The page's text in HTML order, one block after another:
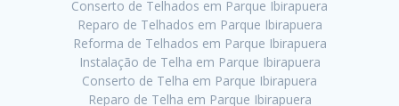
Conserto de Telhados em Parque Ibirapuera
Reparo de Telhados em Parque Ibirapuera
Reforma de Telhados em Parque Ibirapuera
Instalação de Telha em Parque Ibirapuera
Conserto de Telha em Parque Ibirapuera
Reparo de Telha em Parque Ibirapuera